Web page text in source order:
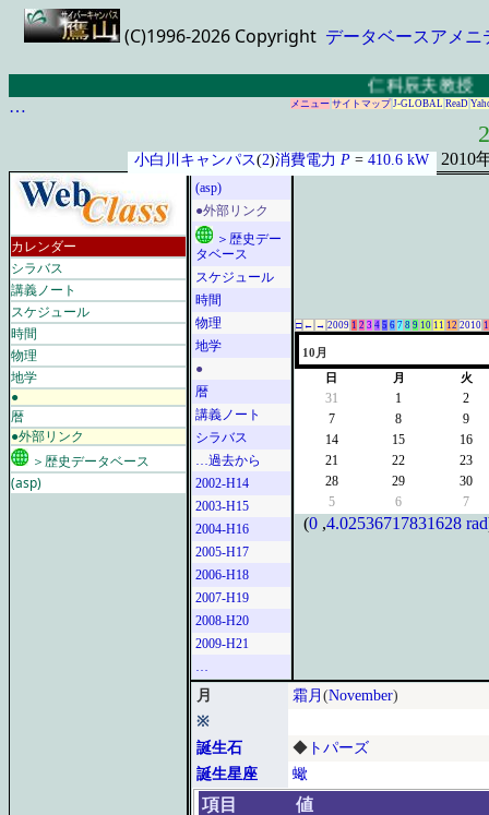
(C)1996-2026 Copyright データベースアメニ
仁科辰夫教授 最
…
メニュー サイトマップ J-GLOBAL ReaD
小白川キャンパス(2)消費電力 P =410.6 kW 2010
カレンダー
シラバス
講義ノート
スケジュール
時間
物理
地学
●
暦
●外部リンク
＞歴史データベース
(asp)
(asp)
●外部リンク
＞歴史デー
タベース
スケジュール
時間
物理
地学
●
暦
講義ノート
シラバス
…過去から
2002-H14
2003-H15
2004-H16
2005-H17
2006-H18
2007-H19
2008-H20
2009-H21
…
□ ← → 2009 1 2 3 4 5 6 7 8 9 10 11 12 2010 1
10月
日 月 火
31 1
2
7
8
9
14
15
16
21
22
23
28
29
30
5
6 7
(0 ,4.02536717831628 rad
月 霜月 (November)
※
誕生石
◆ トパーズ
誕生星座
蠍
項目
値